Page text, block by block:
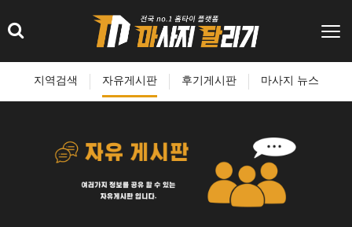
지역검색 자유게시판 후기게시판 마사지 뉴스